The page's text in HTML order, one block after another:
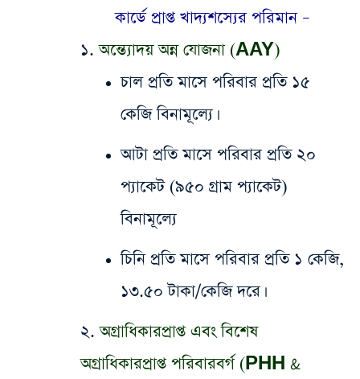
কার্ডে প্রাপ্ত খাদ্যশস্যের পরিমান –
​১.অন্ত্যোদয় অন্ন যোজনা (AAY)
​চাল প্রতি মাসে পরিবার প্রতি ১৫
কেজি বিনামূল্যে।
​আটা প্রতি মাসে পরিবার প্রতি ২০
প্যাকেট (৯৫০ গ্রাম প্যাকেট)
বিনামূল্যে
​চিনি প্রতি মাসে পরিবার প্রতি ১ কেজি,
১৩.৫০ টাকা/কেজি দরে।
​২.অগ্রাধিকারপ্রাপ্ত এবং বিশেষ
অগ্রাধিকারপ্রাপ্ত পরিবারবর্গ (PHH &